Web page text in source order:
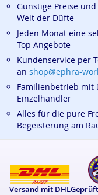
Günstige Preise
Welt der Düfte
Jeden Monat eine
Top Angebote
Kundenservice per
an shop@ephra-
Familienbetrieb mit
Einzelhändler
Alles für die pure
Begeisterung am
Versand mit DHL